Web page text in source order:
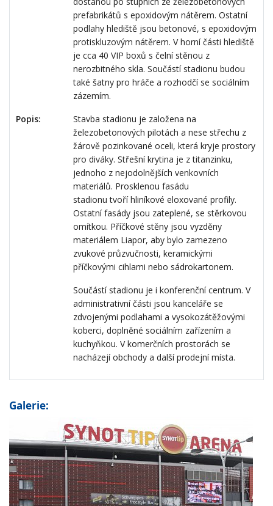
Popis:
prefabrikátů s epoxidovým nátěrem. Ostatní
podlahy hlediště jsou betonové, s epoxidovým
protiskluzovým nátěrem. V horní části hlediště
je cca 40 VIP boxů s čelní stěnou z
nerozbitného skla. Součástí stadionu budou
také šatny pro hráče a rozhodčí se sociálním
zázemím.
Stavba stadionu je založena na
železobetonových pilotách a nese střechu z
žárově pozinkované oceli, která kryje prostory
pro diváky. Střešní krytina je z titanzinku,
jednoho z nejodolnějších venkovních
materiálů. Prosklenou fasádu
stadionu tvoří hliníkové eloxované profily.
Ostatní fasády jsou zateplené, se stěrkovou
omítkou. Příčkové stěny jsou vyzděny
materiálem Liapor, aby bylo zamezeno
zvukové průzvučnosti, keramickými
příčkovými cihlami nebo sádrokartonem.
Součástí stadionu je i konferenční centrum. V
administrativní části jsou kanceláře se
zdvojenými podlahami a vysokozátěžovými
koberci, doplněné sociálním zařízením a
kuchyňkou. V komerčních prostorách se
nacházejí obchody a další prodejní místa.
Galerie: